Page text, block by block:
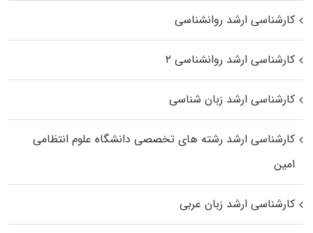
کارشناسی ارشد روانشناسی
کارشناسی ارشد روانشناسی ۲
کارشناسی ارشد زبان شناسی
کارشناسی ارشد رﺷﺘﻪ ﻫﺎی تخصصی داﻧﺸﮕﺎه ﻋﻠﻮم انتظامی
اﻣﻴﻦ
کارشناسی ارشد زبان عربی